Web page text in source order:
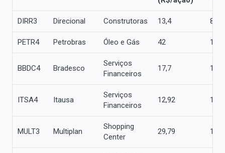
DIRR3 Direcional Construtoras 13,4
PETR4 Petrobras Óleo e Gás 42
BBDC4 Bradesco
Serviços
Financeiros
17,7
ITSA4 Itausa
Serviços
Financeiros
12,92
MULT3 Multiplan
Shopping
Center
29,79